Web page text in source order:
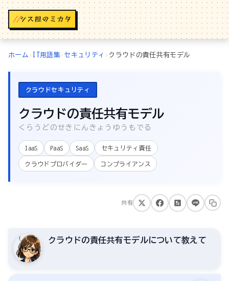
//
ホーム › IT用語集› セキュリティ › クラウドの責任共有モデル
クラウドセキュリティ
クラウドの責任共有モデル
くらうどのせきにんきょうゆうもでる
IaaS PaaS SaaS セキュリティ責任
クラウドプロバイダー コンプライアンス
共有
クラウドの責任共有モデルについて教えて